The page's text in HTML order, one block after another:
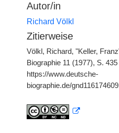
Autor/in
Richard Völkl
Zitierweise
Völkl, Richard, "Keller,
Biographie 11 (1977), S.
https://www.deutsche-
biographie.de/